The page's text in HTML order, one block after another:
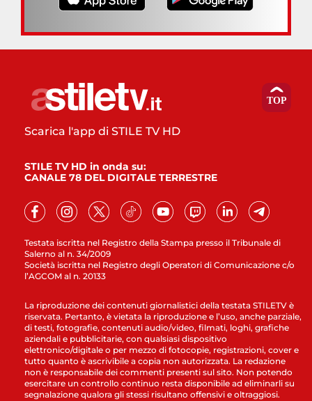
Testata iscritta nel Registro della Stampa presso il Tribunale di
Salerno al n. 34/2009
Società iscritta nel Registro degli Operatori di Comunicazione c/o
l’AGCOM al n. 20133
Scarica l'app di STILE TV HD
STILE TV HD in onda su:
CANALE 78 DEL DIGITALE TERRESTRE
La riproduzione dei contenuti giornalistici della testata STILETV è
riservata. Pertanto, è vietata la riproduzione e l’uso, anche parziale,
di testi, fotografie, contenuti audio/video, filmati, loghi, grafiche
aziendali e pubblicitarie, con qualsiasi dispositivo
elettronico/digitale o per mezzo di fotocopie, registrazioni, cover e
tutto quanto è ascrivibile a copia non autorizzata. La redazione
non è responsabile dei commenti presenti sul sito. Non potendo
esercitare un controllo continuo resta disponibile ad eliminarli su
segnalazione qualora gli stessi risultano offensivi e oltraggiosi.